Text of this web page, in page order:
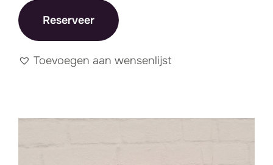
Reserveer
Toevoegen aan wensenlijst